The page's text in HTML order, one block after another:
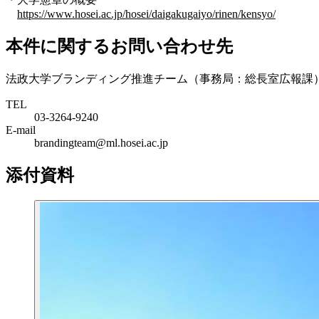
https://www.hosei.ac.jp/hosei/daigakugaiyo/rinen/kensyo/
本件に関するお問い合わせ先
法政大学ブランディング推進チーム（事務局：総長室広報課
TEL
03-3264-9240
E-mail
brandingteam@ml.hosei.ac.jp
添付資料